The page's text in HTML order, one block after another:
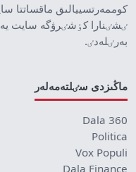
كوممەرتسييالىق ماقساتتا
ٸشٸنارا كٶشٸرۋگە سايت
بەرٸلەدٸ.
ماڭىزدى سٸلتەمەلەر
Dala 360
Politica
Vox Populi
Dala Finance